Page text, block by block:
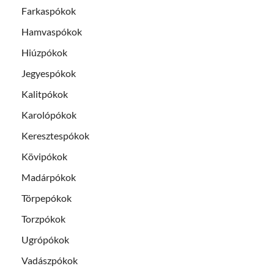
Farkaspókok
Hamvaspókok
Hiúzpókok
Jegyespókok
Kalitpókok
Karolópókok
Keresztespókok
Kövipókok
Madárpókok
Törpepókok
Torzpókok
Ugrópókok
Vadászpókok